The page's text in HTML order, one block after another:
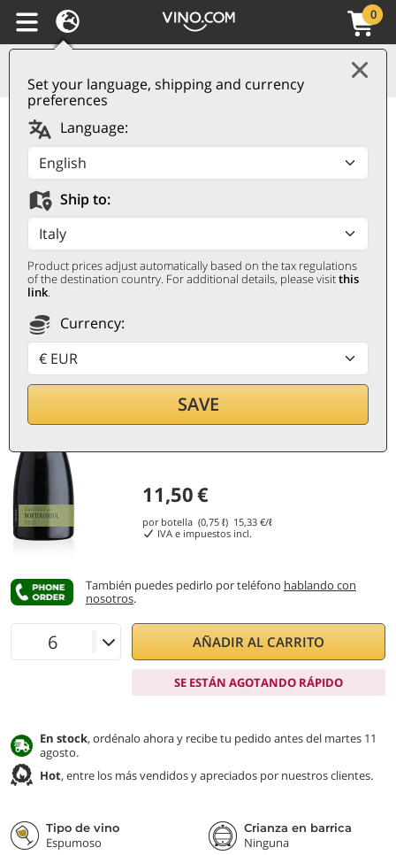
Set your language, shipping and currency
preferences
Language:
Ship to:
Product prices adjust automatically based on the tax regulations
of the destination country. For additional details, please visitthis
link.
Currency:
SAVE
0
Valdobbiadene
Prosecco Superiore
DOCG Extra Dry Senior
Millesimato 2025
Bortolomiol
BORTOLOMIOL
0,75 ℓ
11,50€
por botella (0,75 ℓ) 15,33 €/ℓ
IVA e impuestos incl.
También puedes pedirlo por teléfono hablando con
nosotros.
AÑADIR AL CARRITO
SE ESTÁN AGOTANDO RÁPIDO
En stock, ordénalo ahora y recibe tu pedido antes del martes 11
agosto.
Hot, entre los más vendidos y apreciados por nuestros clientes.
Tipo de vino
Espumoso
Crianza en barrica
Ninguna